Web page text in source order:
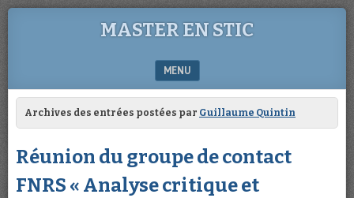
MASTER EN STIC
MENU
SKIP TO CONTENT
Archives des entrées postées par Guillaume Quintin
Réunion du groupe de contact
FNRS « Analyse critique et